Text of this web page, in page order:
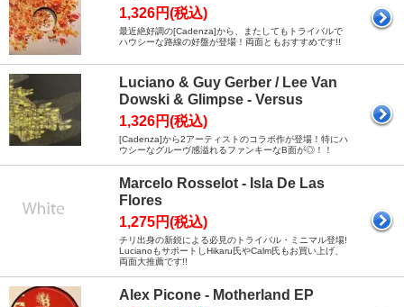
1,326円(税込)
最近絶好調の[Cadenza]から、またしてもトライバルで
ハウシーな路線の好盤が登場！両面ともおすすめです!!
Luciano & Guy Gerber / Lee Van
Dowski & Glimpse - Versus
1,326円(税込)
[Cadenza]から2アーティストのコラボ作が登場！特にハ
ウシーなグルーヴ感溢れるファンキーなB面が◎！！
Marcelo Rosselot - Isla De Las
Flores
1,275円(税込)
チリ出身の新鋭による必見のトライバル・ミニマル登場!
LucianoもサポートしHikaru氏やCalm氏もお買い上げ、
両面大推薦です!!
Alex Picone - Motherland EP